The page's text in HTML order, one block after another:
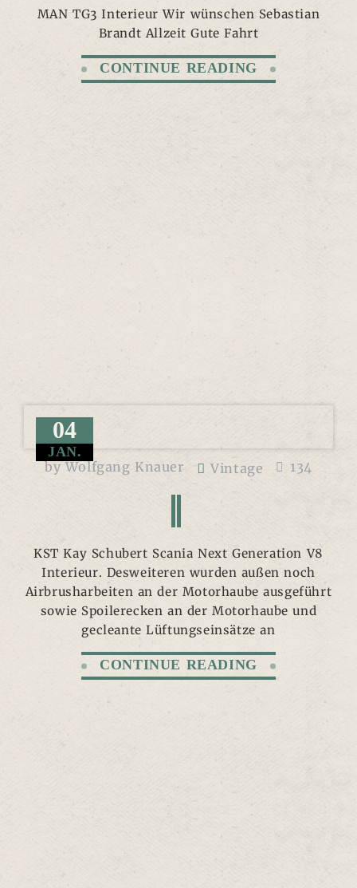
MAN TG3 Interieur Wir wünschen Sebastian
Brandt Allzeit Gute Fahrt
CONTINUE READING
04
JAN.
by Wolfgang Knauer Vintage 134
KST Kay Schubert Scania Next Generation V8
Interieur. Desweiteren wurden außen noch
Airbrusharbeiten an der Motorhaube ausgeführt
sowie Spoilerecken an der Motorhaube und
gecleante Lüftungseinsätze an
CONTINUE READING